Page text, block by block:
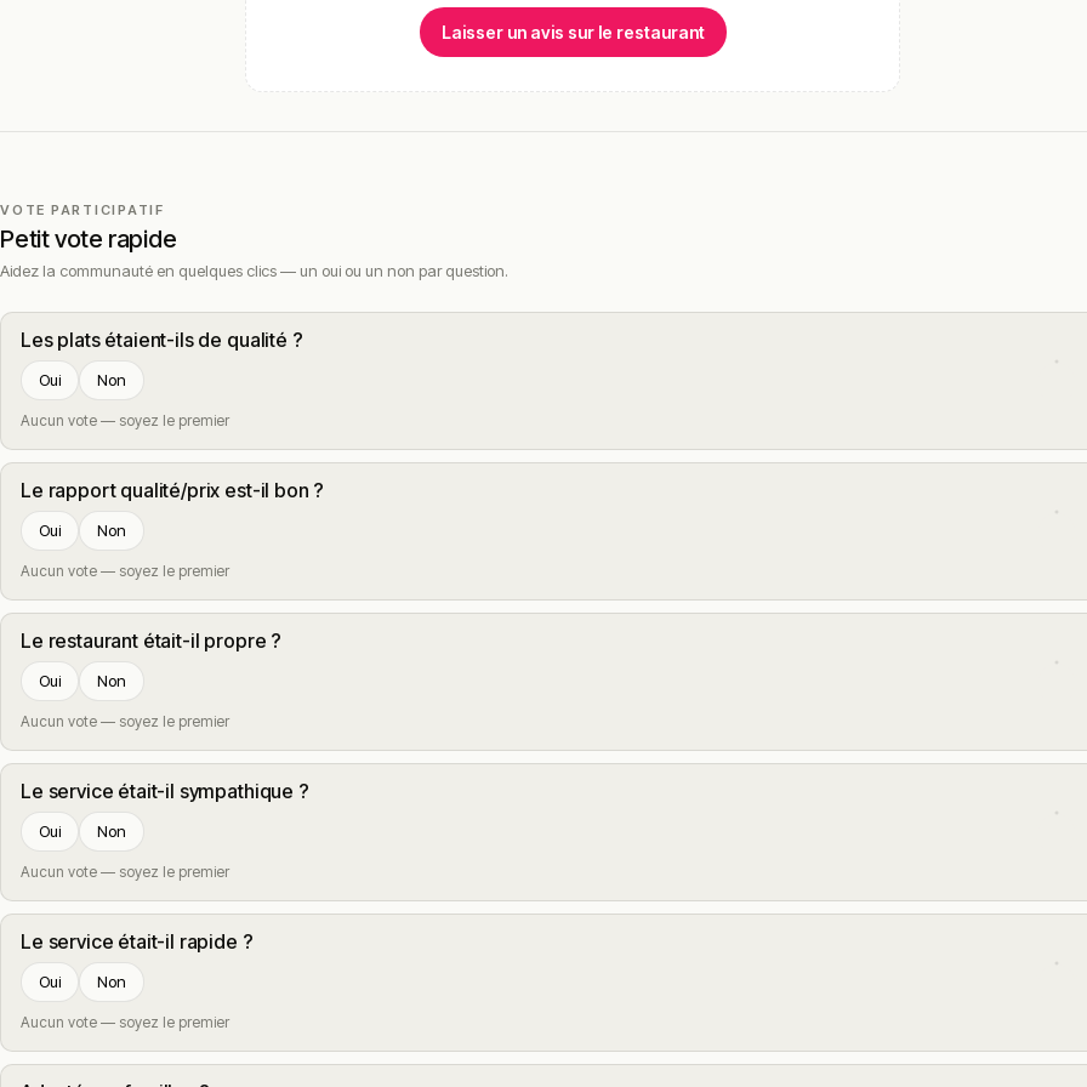
Laisser un avis sur le restaurant
VOTE PARTICIPATIF
Petit vote rapide
Aidez la communauté en quelques clics — un oui ou un non par question.
Les plats étaient-ils de qualité ?
Oui Non
Aucun vote — soyez le premier
Le rapport qualité/prix est-il bon ?
Oui Non
Aucun vote — soyez le premier
Le restaurant était-il propre ?
Oui Non
Aucun vote — soyez le premier
Le service était-il sympathique ?
Oui Non
Aucun vote — soyez le premier
Le service était-il rapide ?
Oui Non
Aucun vote — soyez le premier